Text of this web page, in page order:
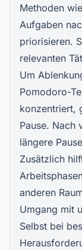
Methoden
Aufgaben
priorisieren.
relevanten
Um
Pomodoro-
konzentriert,
Pause. Nach
längere
Zusätzlich
anderen
Umgang mit
Selbst bei